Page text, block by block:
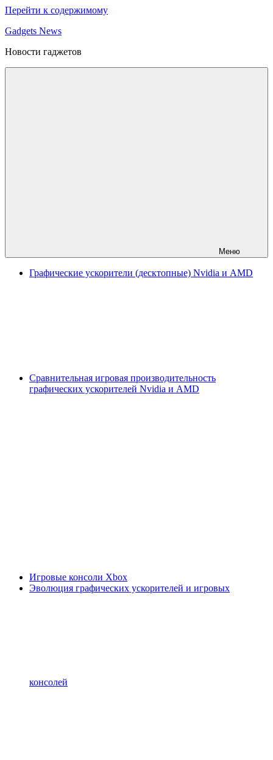
Перейти к содержимому
Gadgets News
Новости гаджетов
Меню
Графические ускорители (десктопные) Nvidia и AMD
Сравнительная игровая производительность
графических ускорителей Nvidia и AMD
Игровые консоли Xbox
Эволюция графических ускорителей и игровых
консолей